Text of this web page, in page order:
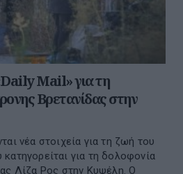
Mail» για τη
Βρετανίδας στην
νέα στοιχεία για τη ζωή του
για τη δολοφονία
Λίζα Ρος στην Κυψέλη. Ο